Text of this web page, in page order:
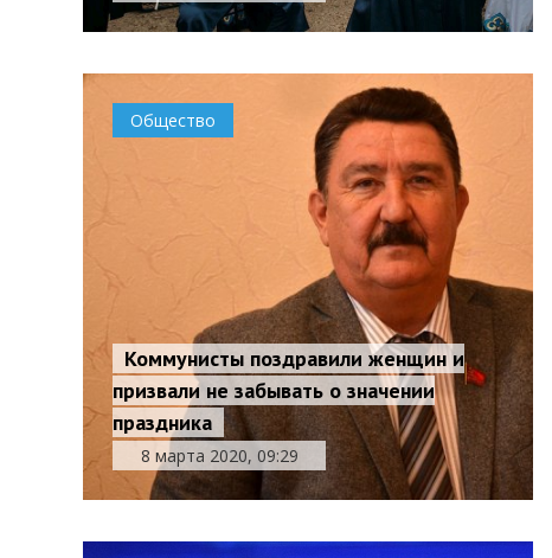
Общество
Коммунисты поздравили женщин и
призвали не забывать о значении
праздника
8 марта 2020, 09:29